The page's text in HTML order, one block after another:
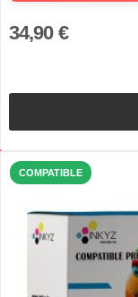
34,90 €
COMPATIBLE